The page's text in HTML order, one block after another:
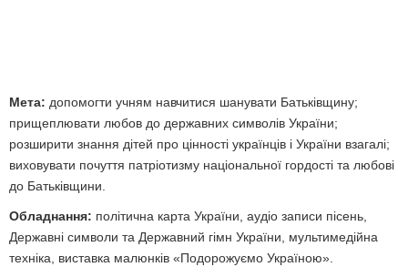
Мета: допомогти учням навчитися шанувати Батьківщину;
прищеплювати любов до державних символів України;
розширити знання дітей про цінності українців і України взагалі;
виховувати почуття патріотизму національної гордості та любові
до Батьківщини.
Обладнання: політична карта України, аудіо записи пісень,
Державні символи та Державний гімн України, мультимедійна
техніка, виставка малюнків «Подорожуємо Україною».